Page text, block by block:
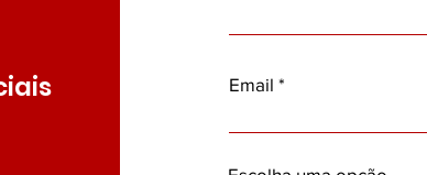
Email